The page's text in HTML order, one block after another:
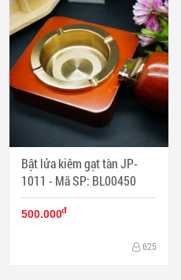
Bật lửa kiêm gạt tàn JP-
1011 - Mã SP: BL00450
500.000đ
625